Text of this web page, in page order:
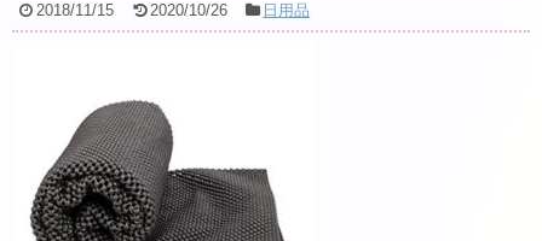
2018/11/15 2020/10/26 日用品